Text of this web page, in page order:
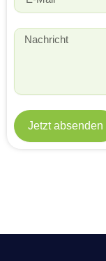
Message
Jetzt absenden